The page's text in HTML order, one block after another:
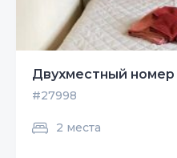
Двухместный
#27998
2 места